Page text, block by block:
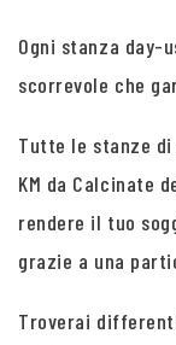
Ogni stanza day-
scorrevole che
Tutte le stanze
KM da Calcinate
rendere il tuo
grazie a una
Troverai